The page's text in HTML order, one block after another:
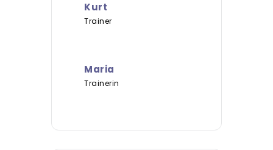
Kurt
Trainer
Maria
Trainerin